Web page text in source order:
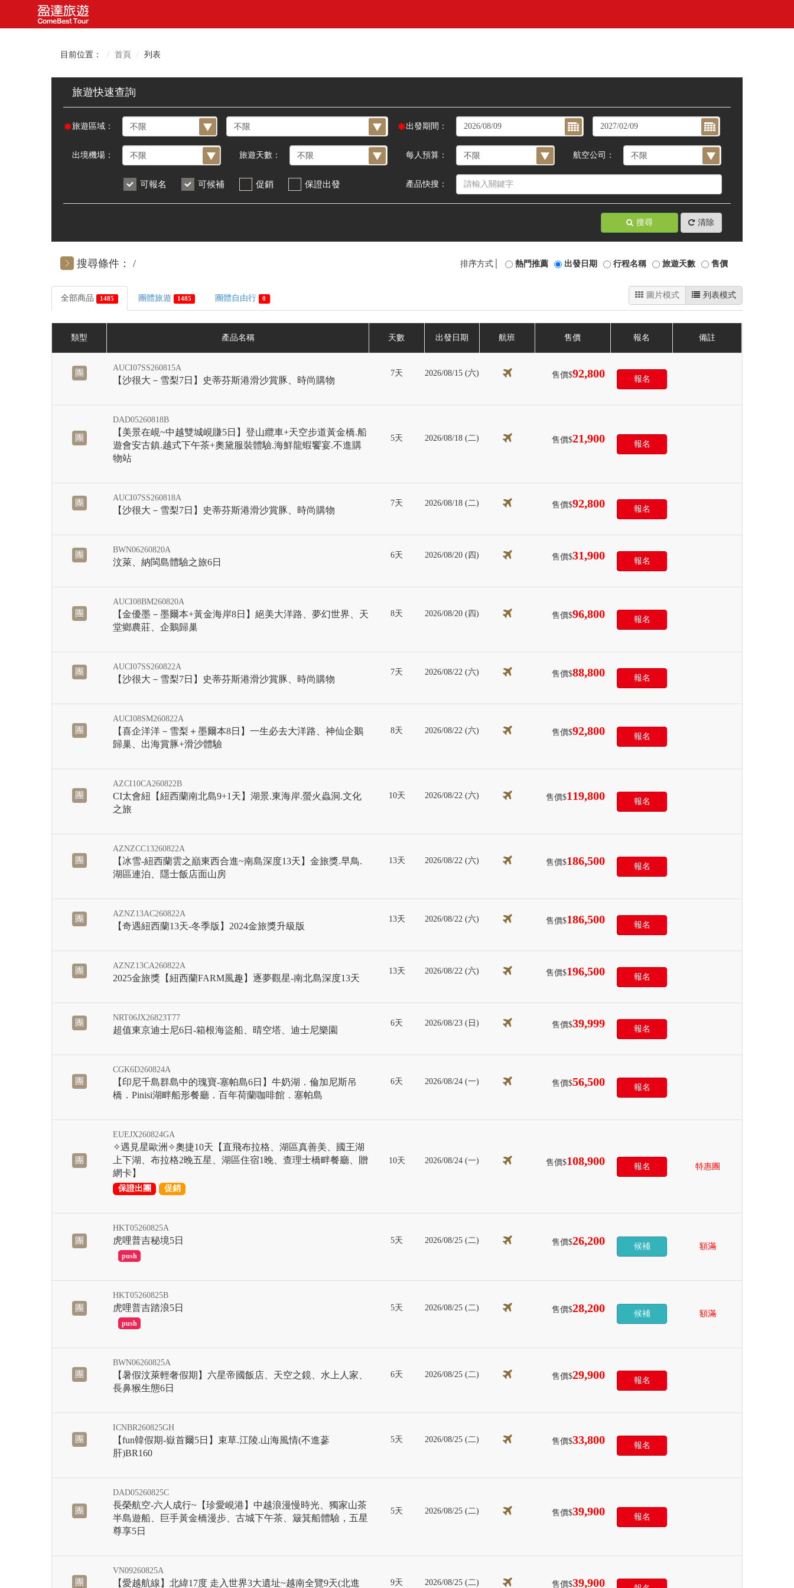
目前位置： 首頁 列表
旅遊區域： 出發期間：
出境機場： 旅遊天數： 每人預算： 航空公司：
可報名 可候補 促銷 保證出發 產品快搜：
搜尋 清除
搜尋條件： 排序方式│ 熱門推薦 出發日期 行程名稱 旅遊天數 售價
全部商品 1485 團體旅遊 1485 團體自由行 0 圖片模式 列表模式
類型 產品名稱 天數 出發日期 航班 售價 報名 備註
團
AUCI07SS260815A
【沙很大－雪梨7日】史蒂芬斯港滑沙賞豚、時尚購物
7天 2026/08/15 (六) 售價$92,800 報名
團
DAD05260818B
【美景在峴~中越雙城峴賺5日】登山纜車+天空步道黃金橋.船
遊會安古鎮.越式下午茶+奧黛服裝體驗.海鮮龍蝦饗宴.不進購
物站
5天 2026/08/18 (二) 售價$21,900 報名
團
AUCI07SS260818A
【沙很大－雪梨7日】史蒂芬斯港滑沙賞豚、時尚購物
7天 2026/08/18 (二) 售價$92,800 報名
團
BWN06260820A
汶萊、納閩島體驗之旅6日
6天 2026/08/20 (四) 售價$31,900 報名
團
AUCI08BM260820A
【金優墨－墨爾本+黃金海岸8日】絕美大洋路、夢幻世界、天
堂鄉農莊、企鵝歸巢
8天 2026/08/20 (四) 售價$96,800 報名
團
AUCI07SS260822A
【沙很大－雪梨7日】史蒂芬斯港滑沙賞豚、時尚購物
7天 2026/08/22 (六) 售價$88,800 報名
團
AUCI08SM260822A
【喜企洋洋－雪梨＋墨爾本8日】一生必去大洋路、神仙企鵝
歸巢、出海賞豚+滑沙體驗
8天 2026/08/22 (六) 售價$92,800 報名
團
AZCI10CA260822B
CI太會紐【紐西蘭南北島9+1天】湖景.東海岸.螢火蟲洞.文化
之旅
10天 2026/08/22 (六) 售價$119,800 報名
團
AZNZCC13260822A
【冰雪-紐西蘭雲之巔東西合進~南島深度13天】金旅獎.早鳥.
湖區連泊、隱士飯店面山房
13天 2026/08/22 (六) 售價$186,500 報名
團
AZNZ13AC260822A
【奇遇紐西蘭13天-冬季版】2024金旅獎升級版
13天 2026/08/22 (六) 售價$186,500 報名
團
AZNZ13CA260822A
2025金旅獎【紐西蘭FARM風趣】逐夢觀星-南北島深度13天
13天 2026/08/22 (六) 售價$196,500 報名
團
NRT06JX26823T77
超值東京迪士尼6日-箱根海盜船、晴空塔、迪士尼樂園
6天 2026/08/23 (日) 售價$39,999 報名
團
CGK6D260824A
【印尼千島群島中的瑰寶-塞帕島6日】牛奶湖．倫加尼斯吊
橋．Pinisi湖畔船形餐廳．百年荷蘭咖啡館．塞帕島
6天 2026/08/24 (一) 售價$56,500 報名
團
EUEJX260824GA
✧遇見星歐洲✧奧捷10天【直飛布拉格、湖區真善美、國王湖
上下湖、布拉格2晚五星、湖區住宿1晚、查理士橋畔餐廳、贈
網卡】
保證出團 促銷
10天 2026/08/24 (一) 售價$108,900 報名 特惠團
團
HKT05260825A
虎哩普吉秘境5日 5天 2026/08/25 (二) 售價$26,200 候補 額滿
團
HKT05260825B
虎哩普吉踏浪5日 5天 2026/08/25 (二) 售價$28,200 候補 額滿
團
BWN06260825A
【暑假汶萊輕奢假期】六星帝國飯店、天空之鏡、水上人家、
長鼻猴生態6日
6天 2026/08/25 (二) 售價$29,900 報名
團
ICNBR260825GH
【fun韓假期-嶽首爾5日】束草.江陵.山海風情(不進蔘
肝)BR160
5天 2026/08/25 (二) 售價$33,800 報名
團
DAD05260825C
長榮航空-六人成行~【珍愛峴港】中越浪漫慢時光、獨家山茶
半島遊船、巨手黃金橋漫步、古城下午茶、簸箕船體驗，五星
尊享5日
5天 2026/08/25 (二) 售價$39,900 報名
團
VN09260825A
【愛越航線】北緯17度 走入世界3大遺址~越南全覽9天(北進 9天 2026/08/25 (二) 售價$39,900